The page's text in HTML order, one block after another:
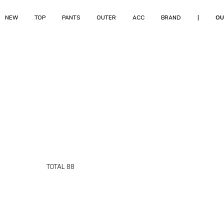
NEW TOP PANTS OUTER ACC BRAND
TOTAL 88